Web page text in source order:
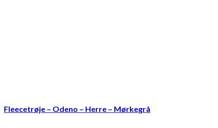
Fleecetrøje – Odeno – Herre – Mørkegrå